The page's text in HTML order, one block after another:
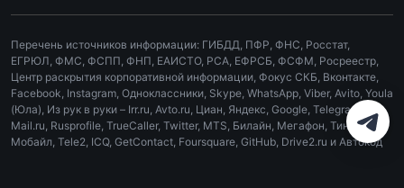
Перечень источников информации: ГИБДД, ПФР, ФНС, Росстат,
ЕГРЮЛ, ФМС, ФСПП, ФНП, ЕАИСТО, РСА, ЕФРСБ, ФСФМ, Росреестр,
Центр раскрытия корпоративной информации, Фокус СКБ, Вконтакте,
Facebook, Instagram, Одноклассники, Skype, WhatsApp, Viber, Avito, Youla
(Юла), Из рук в руки – Irr.ru, Avto.ru, Циан, Яндекс, Google, Telegram,
Mail.ru, Rusprofile, TrueCaller, Twitter, MTS, Билайн, Мегафон, Тинькофф
Мобайл, Tele2, ICQ, GetContact, Foursquare, GitHub, Drive2.ru и Автокод